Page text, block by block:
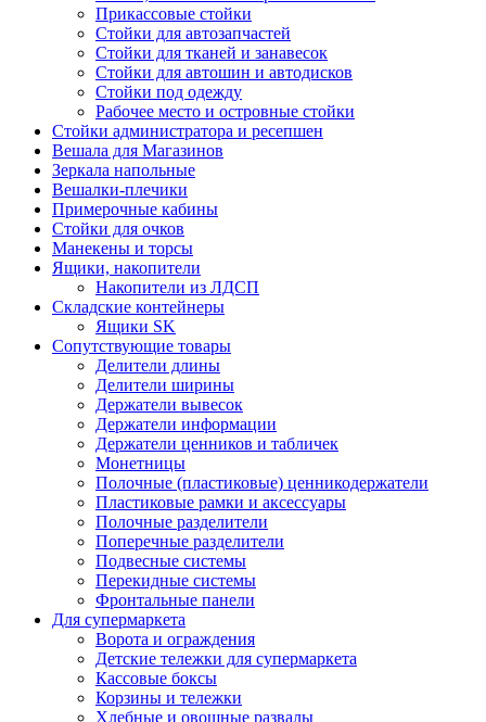
Прикассовые стойки
Стойки для автозапчастей
Стойки для тканей и занавесок
Стойки для автошин и автодисков
Стойки под одежду
Рабочее место и островные стойки
Стойки администратора и ресепшен
Вешала для Магазинов
Зеркала напольные
Вешалки-плечики
Примерочные кабины
Стойки для очков
Манекены и торсы
Ящики, накопители
Накопители из ЛДСП
Складские контейнеры
Ящики SK
Сопутствующие товары
Делители длины
Делители ширины
Держатели вывесок
Держатели информации
Держатели ценников и табличек
Монетницы
Полочные (пластиковые) ценникодержатели
Пластиковые рамки и аксессуары
Полочные разделители
Поперечные разделители
Подвесные системы
Перекидные системы
Фронтальные панели
Для супермаркета
Ворота и ограждения
Детские тележки для супермаркета
Кассовые боксы
Корзины и тележки
Хлебные и овощные развалы